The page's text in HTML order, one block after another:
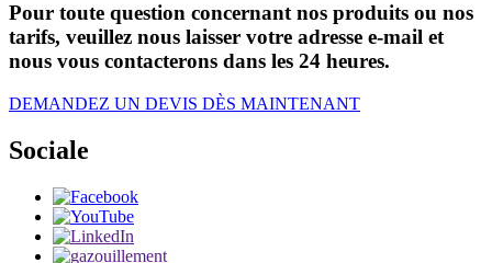
Pour toute question concernant nos produits ou nos
tarifs, veuillez nous laisser votre adresse e-mail et
nous vous contacterons dans les 24 heures.
DEMANDEZ UN DEVIS DÈS MAINTENANT
Sociale